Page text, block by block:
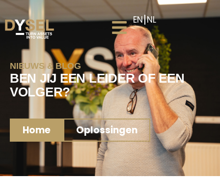
EN NL
NIEUWS & BLOG
BEN JIJ EEN LEIDER OF EEN
VOLGER?
Home Oplossingen